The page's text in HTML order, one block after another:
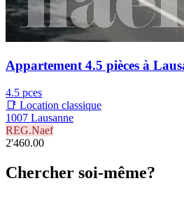
Appartement 4.5 pièces à
4.5 pces
📑 Location classique
1007 Lausanne
REG.Naef
2'460.00
Chercher soi-même?